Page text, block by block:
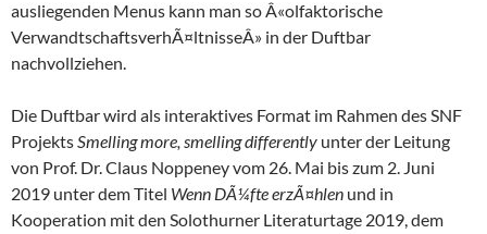
ausliegenden Menus kann man so Â«olfaktorische
VerwandtschaftsverhÃ¤ltnisseÂ» in der Duftbar
nachvollziehen.
Die Duftbar wird als interaktives Format im Rahmen des SNF
ProjektsSmelling more, smelling differently unter der Leitung
von Prof. Dr. Claus Noppeney vom 26. Mai bis zum 2. Juni
2019 unter dem Titel Wenn DÃ¼fte erzÃ¤hlen und in
Kooperation mit den Solothurner Literaturtage 2019, dem